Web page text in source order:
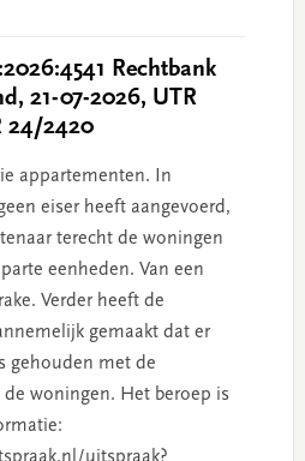
Rechtbank
21-07-2026, UTR
24/2420
appartementen. In
eiser heeft aangevoerd,
terecht de woningen
eenheden. Van een
Verder heeft de
gemaakt dat er
gehouden met de
woningen. Het beroep is